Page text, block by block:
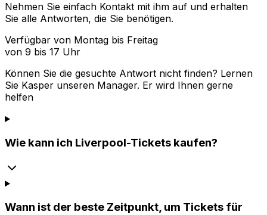
Nehmen Sie einfach Kontakt mit ihm auf und erhalten
Sie alle Antworten, die Sie benötigen.
Verfügbar von Montag bis Freitag
von 9 bis 17 Uhr
Können Sie die gesuchte Antwort nicht finden? Lernen
Sie Kasper unseren Manager. Er wird Ihnen gerne
helfen
Wie kann ich Liverpool-Tickets kaufen?
Wann ist der beste Zeitpunkt, um Tickets für